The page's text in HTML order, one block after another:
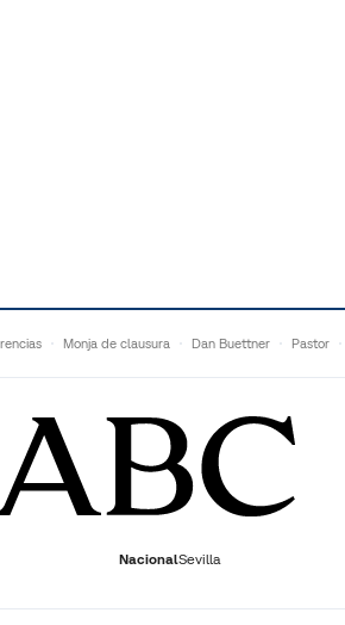
Monja de clausura Dan Buettner Pastor
NacionalSevilla